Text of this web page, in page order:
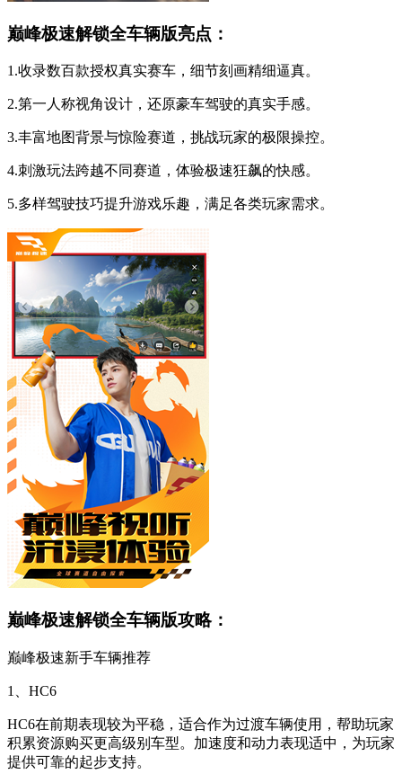
巅峰极速解锁全车辆版亮点：
1.收录数百款授权真实赛车，细节刻画精细逼真。
2.第一人称视角设计，还原豪车驾驶的真实手感。
3.丰富地图背景与惊险赛道，挑战玩家的极限操控。
4.刺激玩法跨越不同赛道，体验极速狂飙的快感。
5.多样驾驶技巧提升游戏乐趣，满足各类玩家需求。
巅峰极速解锁全车辆版攻略：
巅峰极速新手车辆推荐
1、HC6
HC6在前期表现较为平稳，适合作为过渡车辆使用，帮助玩家
积累资源购买更高级别车型。加速度和动力表现适中，为玩家
提供可靠的起步支持。